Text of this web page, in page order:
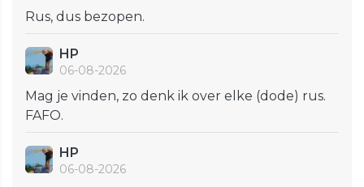
Rus, dus bezopen.
HP
06-08-2026
Mag je vinden, zo denk ik over elke (dode) rus.
FAFO.
HP
06-08-2026